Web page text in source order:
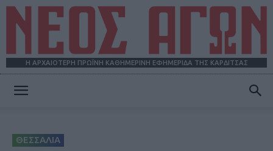
Η ΑΡΧΑΙΟΤΕΡΗ ΠΡΩΪΝΗ ΚΑΘΗΜΕΡΙΝΗ ΕΦΗΜΕΡΙΔΑ ΤΗΣ ΚΑΡΔΙΤΣΑΣ
ΘΕΣΣΑΛΙΑ